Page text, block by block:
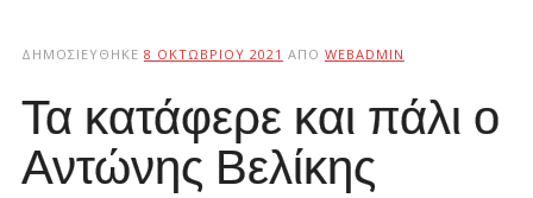
ΔΗΜΟΣΙΕΎΘΗΚΕ 8 ΟΚΤΩΒΡΊΟΥ 2021 ΑΠΌ WEBADMIN
Τα κατάφερε και πάλι ο
Αντώνης Βελίκης